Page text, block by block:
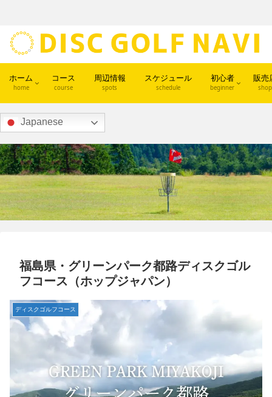
ホーム
home
コース
course
周辺情報
spots
スケジュール
schedule
初心者
beginner
販売
shop
Japanese
福島県・グリーンパーク都路ディスクゴル
フコース（ホップジャパン）
ディスクゴルフコース